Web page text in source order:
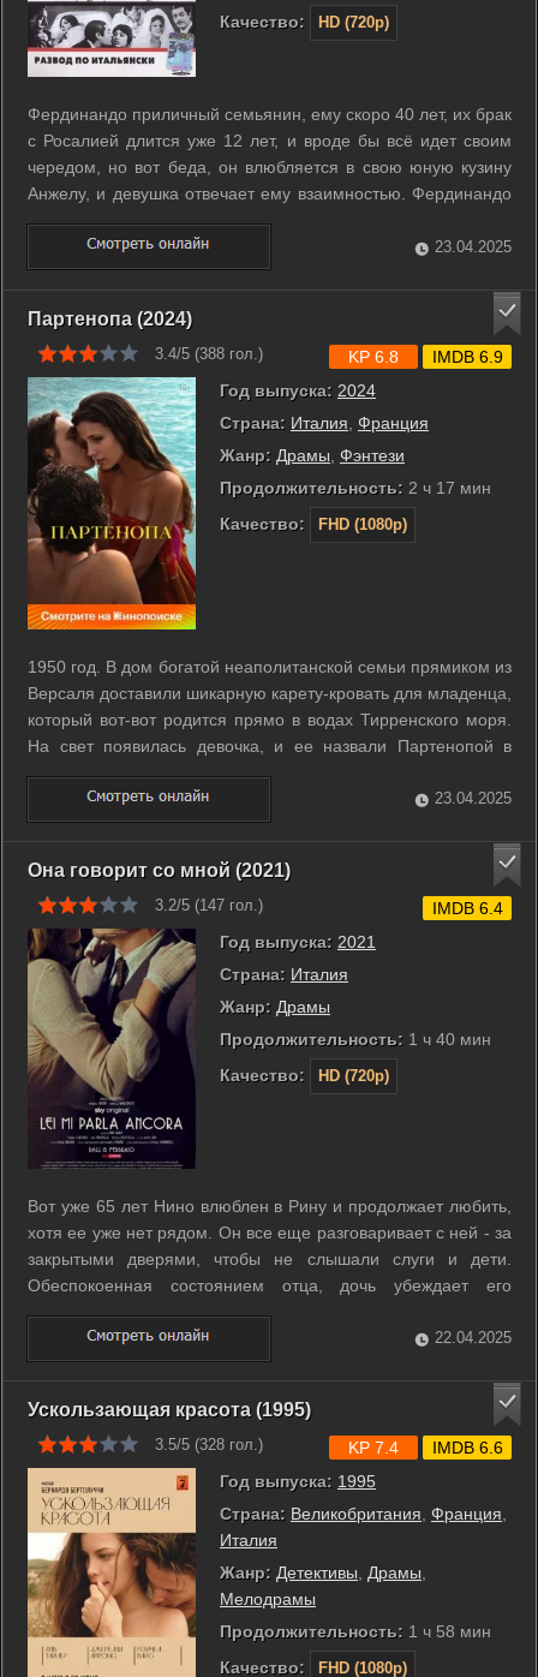
Качество:
HD (720p)
Фердинандо приличный семьянин, ему скоро 40 лет, их брак
с Росалией длится уже 12 лет, и вроде бы всё идет своим
чередом, но вот беда, он влюбляется в свою юную кузину
Анжелу, и девушка отвечает ему взаимностью. Фердинандо
решает расстаться с ненавистной - глупой женой, чтобы
быть всегда вместе с Анжелой, но как это сделать? Развод в
Италии ...
23.04.2025
Партенопа (2024)
3.4/5 (388 гол.)
Год выпуска: 2024
Страна: Италия Франция
Жанр: Драмы Фэнтези
Продолжительность: 2 ч 17 мин
Качество:
FHD (1080p)
KP 6.8 IMDB 6.9
1950 год. В дом богатой неаполитанской семьи прямиком из
Версаля доставили шикарную карету-кровать для младенца,
который вот-вот родится прямо в водах Тирренского моря.
На свет появилась девочка, и ее назвали Партенопой в
честь древнегреческой нимфы, чьим именем когда-то
нарекли Неаполь. Идеальная во всем девушка жила на
полную катушку: меняла ...
23.04.2025
Она говорит со мной (2021)
3.2/5 (147 гол.)
Год выпуска: 2021
Страна: Италия
Жанр: Драмы
Продолжительность: 1 ч 40 мин
Качество:
HD (720p)
IMDB 6.4
Вот уже 65 лет Нино влюблен в Рину и продолжает любить,
хотя ее уже нет рядом. Он все еще разговаривает с ней - за
закрытыми дверями, чтобы не слышали слуги и дети.
Обеспокоенная состоянием отца, дочь убеждает его
поведать историю любви писателю. ...
22.04.2025
Ускользающая красота (1995)
3.5/5 (328 гол.)
Год выпуска: 1995
Страна: Великобритания Франция
Италия
Жанр: Детективы Драмы
Мелодрамы
Продолжительность: 1 ч 58 мин
Качество:
FHD (1080p)
KP 7.4 IMDB 6.6